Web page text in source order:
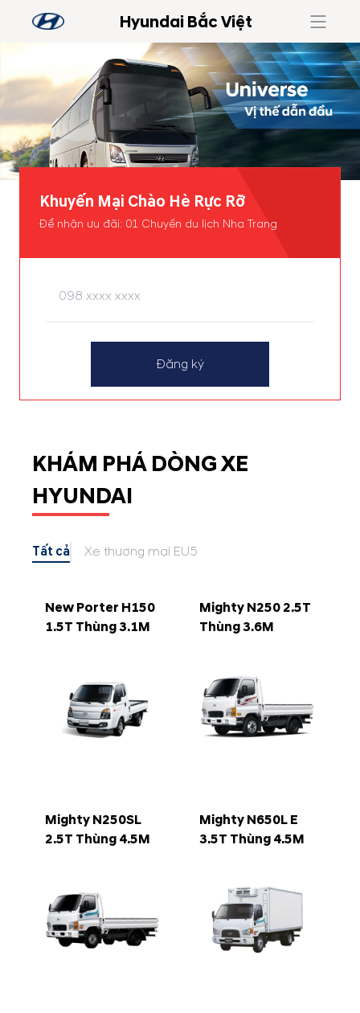
Hyundai Bắc Việt
Khuyến Mại Chào Hè Rực Rỡ
Để nhận ưu đãi: 01 Chuyến du lịch Nha Trang
Đăng ký
KHÁM PHÁ DÒNG XE
HYUNDAI
Tất cả Xe thương mại EU5
New Porter H150
1.5T Thùng 3.1M
Mighty N250 2.5T
Thùng 3.6M
Mighty N250SL
2.5T Thùng 4.5M
Mighty N650L E
3.5T Thùng 4.5M